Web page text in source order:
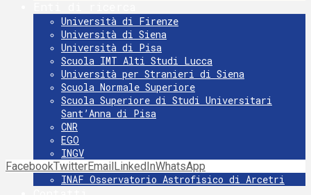
Università di Firenze
Università di Siena
Università di Pisa
Scuola IMT Alti Studi Lucca
Università per Stranieri di Siena
Scuola Normale Superiore
Scuola Superiore di Studi Universitari
Sant’Anna di Pisa
CNR
EGO
INGV
INFN
INAF Osservatorio Astrofisico di Arcetri
FacebookTwitterEmailLinkedInWhatsApp